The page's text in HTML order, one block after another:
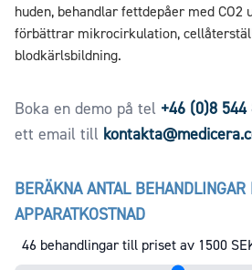
huden, behandlar fettdepåer med CO2
förbättrar mikrocirkulation,
blodkärlsbildning.
Boka en demo på tel +46 (0)8 544
ett email till
BERÄKNA ANTAL BEHANDLINGAR
APPARATKOSTNAD
46 behandlingar till priset av 1500